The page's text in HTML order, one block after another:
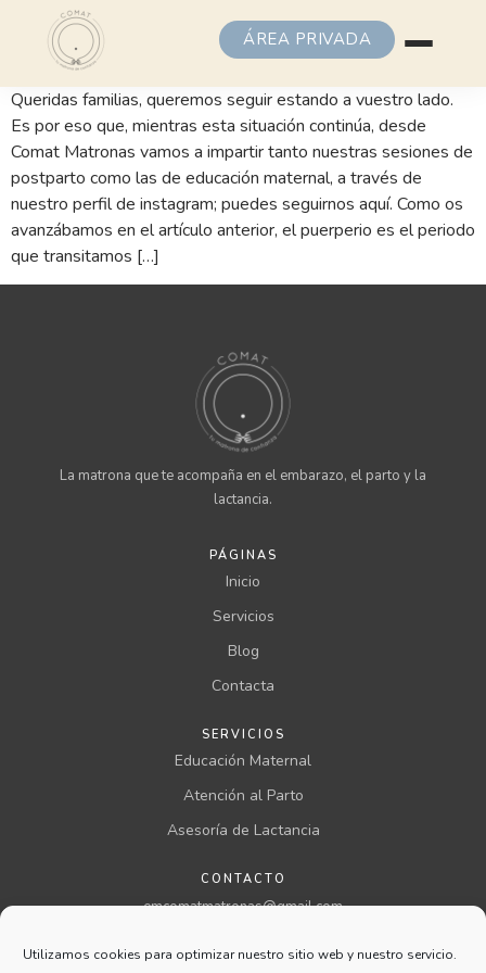
Utilizamos cookies para optimizar nuestro sitio web y nuestro servicio.
ÁREA PRIVADA
Queridas familias, queremos seguir estando a vuestro lado.
Es por eso que, mientras esta situación continúa, desde
Comat Matronas vamos a impartir tanto nuestras sesiones de
postparto como las de educación maternal, a través de
nuestro perfil de instagram; puedes seguirnos aquí. Como os
avanzábamos en el artículo anterior, el puerperio es el periodo
que transitamos […]
La matrona que te acompaña en el embarazo, el parto y la
lactancia.
PÁGINAS
Inicio
Servicios
Blog
Contacta
SERVICIOS
Educación Maternal
Atención al Parto
Asesoría de Lactancia
CONTACTO
emcomatmatronas@gmail.com
@comatmatronas